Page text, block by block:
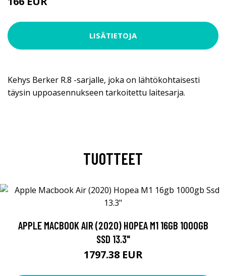
LISÄTIETOJA
Kehys Berker R.8 -sarjalle, joka on lähtökohtaisesti
täysin uppoasennukseen tarkoitettu laitesarja.
TUOTTEET
APPLE MACBOOK AIR (2020) HOPEA M1 16GB 1000GB
SSD 13.3"
1797.38 EUR